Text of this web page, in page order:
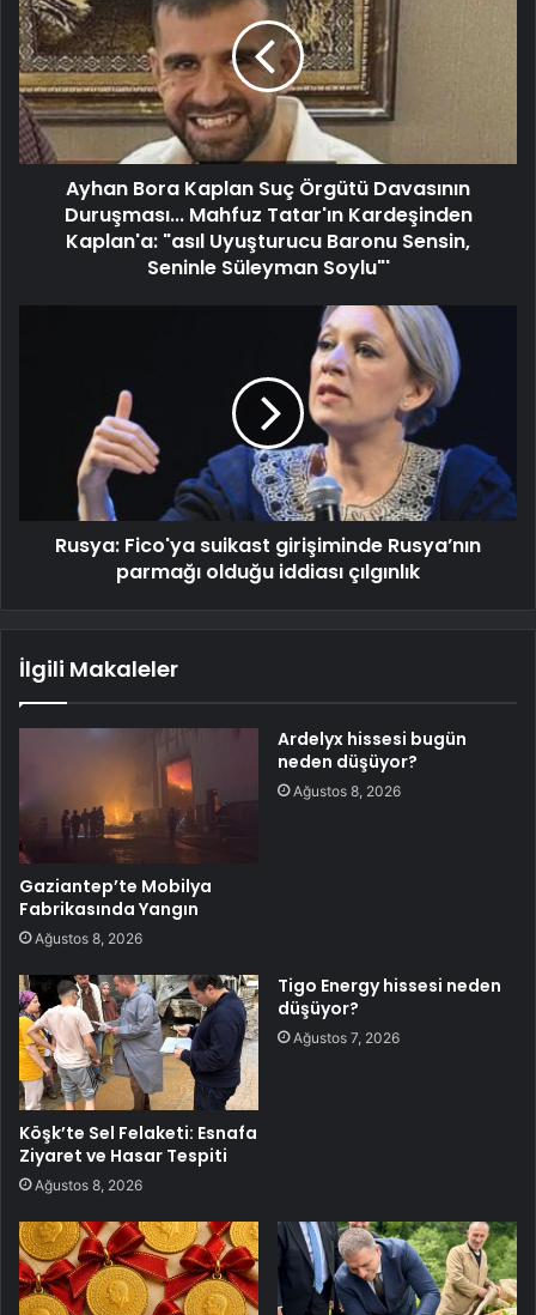
Ayhan Bora Kaplan Suç Örgütü Davasının
Duruşması... Mahfuz Tatar'ın Kardeşinden
Kaplan'a: "asıl Uyuşturucu Baronu Sensin,
Seninle Süleyman Soylu"'
Rusya: Fico'ya suikast girişiminde Rusya’nın
parmağı olduğu iddiası çılgınlık
İlgili Makaleler
Gaziantep’te Mobilya
Fabrikasında Yangın
Ağustos 8, 2026
Ardelyx hissesi bugün
neden düşüyor?
Ağustos 8, 2026
Köşk’te Sel Felaketi: Esnafa
Ziyaret ve Hasar Tespiti
Ağustos 8, 2026
Tigo Energy hissesi neden
düşüyor?
Ağustos 7, 2026